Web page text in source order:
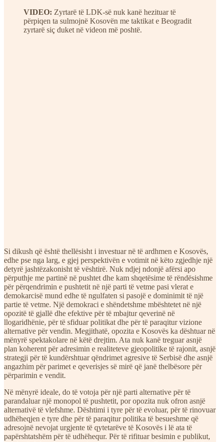
VIDEO: Zyrtarë të LDK-së nuk kanë hezituar të
përpiqen ta sulmojnë Kosovën me taktikat e Beogradit
zyrtarë siç duket në videon më poshtë.
Si dikush që është thellësisht i investuar në të ardhmen e Kosovës,
edhe pse nga larg, e gjej perspektivën e votimit në këto zgjedhje një
detyrë jashtëzakonisht të vështirë. Nuk ndjej ndonjë afërsi apo
përputhje me partinë në pushtet dhe kam shqetësime të rëndësishme
për përqendrimin e pushtetit në një parti të vetme pasi vlerat e
demokarcisë mund edhe të ngulfaten si pasojë e dominimit të një
partie të vetme. Një demokraci e shëndetshme mbështetet në një
opozitë të gjallë dhe efektive për të mbajtur qeverinë në
llogaridhënie, për të sfiduar politikat dhe për të paraqitur vizione
alternative për vendin. Megjithatë, opozita e Kosovës ka dështuar në
mënyrë spektakolare në këtë drejtim. Ata nuk kanë treguar asnjë
plan koherent për adresimin e realiteteve gjeopolitike të rajonit, asnjë
strategji për të kundërshtuar qëndrimet agresive të Serbisë dhe asnjë
angazhim për parimet e qeverisjes së mirë që janë thelbësore për
përparimin e vendit.
Në mënyrë ideale, do të votoja për një parti alternative për të
parandaluar një monopol të pushtetit, por opozita nuk ofron asnjë
alternativë të vlefshme. Dështimi i tyre për të evoluar, për të rinovuar
udhëheqjen e tyre dhe për të paraqitur politika të besueshme që
adresojnë nevojat urgjente të qytetarëve të Kosovës i lë ata të
papërshtatshëm për të udhëhequr. Për të rifituar besimin e publikut,